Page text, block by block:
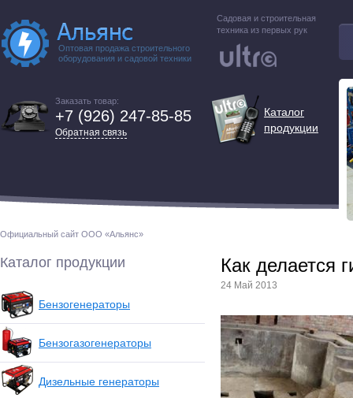
Оптовая продажа строительного
оборудования и садовой техники
Садовая и строительная
техника из первых рук
Заказать товар:
+7 (926) 247-85-85
Обратная связь
Каталог
продукции
Официальный сайт ООО «Альянс»
Каталог продукции
Бензогенераторы
Бензогазогенераторы
Дизельные генераторы
Как делается
24 Май 2013